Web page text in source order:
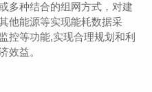
多种结合的组网方式，对建
他能源等实现能耗数据采
控等功能,实现合理规划和利
效益。